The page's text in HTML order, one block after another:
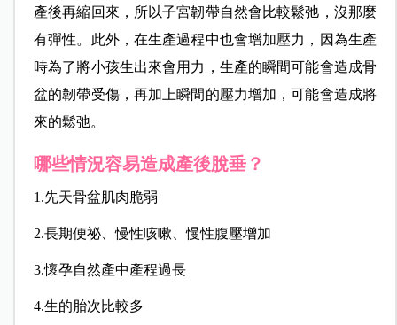
產後再縮回來，所以子宮韌帶自然會比較鬆弛，沒那麼
有彈性。此外，在生產過程中也會增加壓力，因為生產
時為了將小孩生出來會用力，生產的瞬間可能會造成骨
盆的韌帶受傷，再加上瞬間的壓力增加，可能會造成將
來的鬆弛。
哪些情況容易造成產後脫垂？
1.先天骨盆肌肉脆弱
2.長期便祕、慢性咳嗽、慢性腹壓增加
3.懷孕自然產中產程過長
4.生的胎次比較多